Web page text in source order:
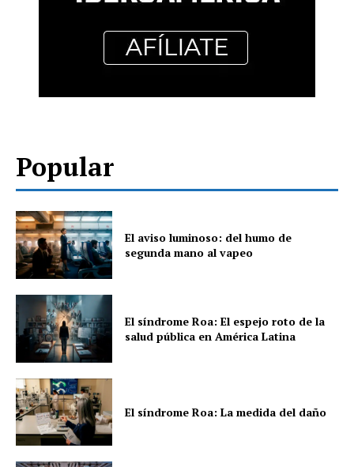
Popular
El aviso luminoso: del humo de
segunda mano al vapeo
El síndrome Roa: El espejo roto de la
salud pública en América Latina
El síndrome Roa: La medida del daño